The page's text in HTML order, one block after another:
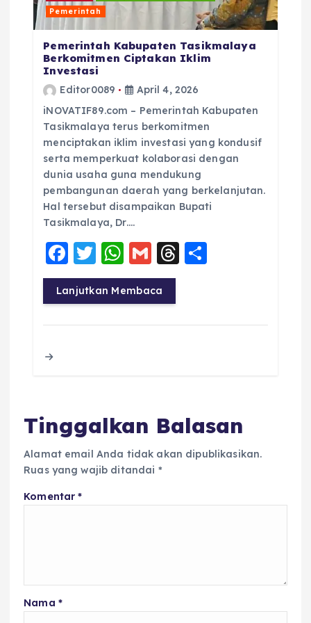
Pemerintah
Pemerintah Kabupaten Tasikmalaya
Berkomitmen Ciptakan Iklim
Investasi
Editor0089
April 4, 2026
iNOVATIF89.com – Pemerintah Kabupaten
Tasikmalaya terus berkomitmen
menciptakan iklim investasi yang kondusif
serta memperkuat kolaborasi dengan
dunia usaha guna mendukung
pembangunan daerah yang berkelanjutan.
Hal tersebut disampaikan Bupati
Tasikmalaya, Dr….
F
a
c
e
T
w
it
te
W
h
a
ts
G
m
ai
l
T
a re
Lanjutkan Membaca
Tinggalkan Balasan
Alamat email Anda tidak akan dipublikasikan.
Ruas yang wajib ditandai *
Komentar*
Nama *